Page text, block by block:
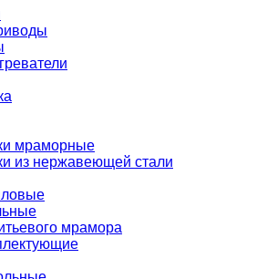
мраморные
из нержавеющей стали
мрамора